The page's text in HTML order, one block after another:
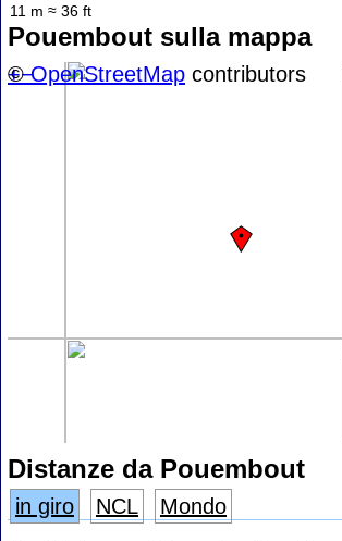
11 m ≈ 36 ft
Pouembout sulla mappa
+−
©OpenStreetMap contributors
Distanze da Pouembout
in giro NCL
Mondo